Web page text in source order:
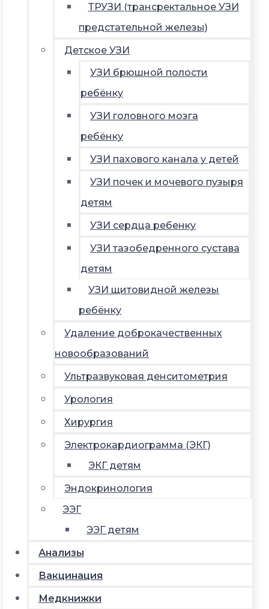
ТРУЗИ (трансректальное УЗИ
предстательной железы)
Детское УЗИ
УЗИ брюшной полости
ребёнку
УЗИ головного мозга
ребёнку
УЗИ пахового канала у детей
УЗИ почек и мочевого пузыря
детям
УЗИ сердца ребенку
УЗИ тазобедренного сустава
детям
УЗИ щитовидной железы
ребёнку
Удаление доброкачественных
новообразований
Ультразвуковая денситометрия
Урология
Хирургия
Электрокардиограмма (ЭКГ)
ЭКГ детям
Эндокринология
ЭЭГ
ЭЭГ детям
Анализы
Вакцинация
Медкнижки